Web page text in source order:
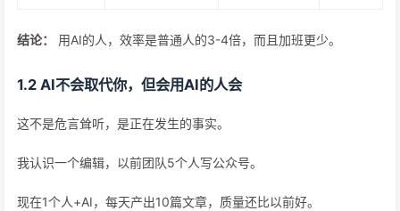
结论： 用AI的人，效率是普通人的3-4倍，而且加班更少。
1.2 AI不会取代你，但会用AI的人会
这不是危言耸听，是正在发生的事实。
我认识一个编辑，以前团队5个人写公众号。
现在1个人+AI，每天产出10篇文章，质量还比以前好。